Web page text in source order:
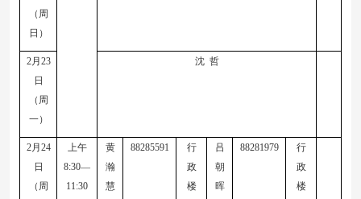
（周
日）
2月 23
日
（周
一）
沈 哲
2月 24
日
（周
上午
8:30—
11:30
黄
瀚
慧
88285591
行
政
楼
吕
朝
晖
88281979
行
政
楼